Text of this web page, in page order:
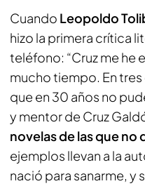
Cuando Leopoldo
hizo la primera crítica
teléfono: “Cruz me
mucho tiempo. En
que en 30 años no
y mentor de Cruz
novelas de las que no
ejemplos llevan a la
nació para sanarme, y